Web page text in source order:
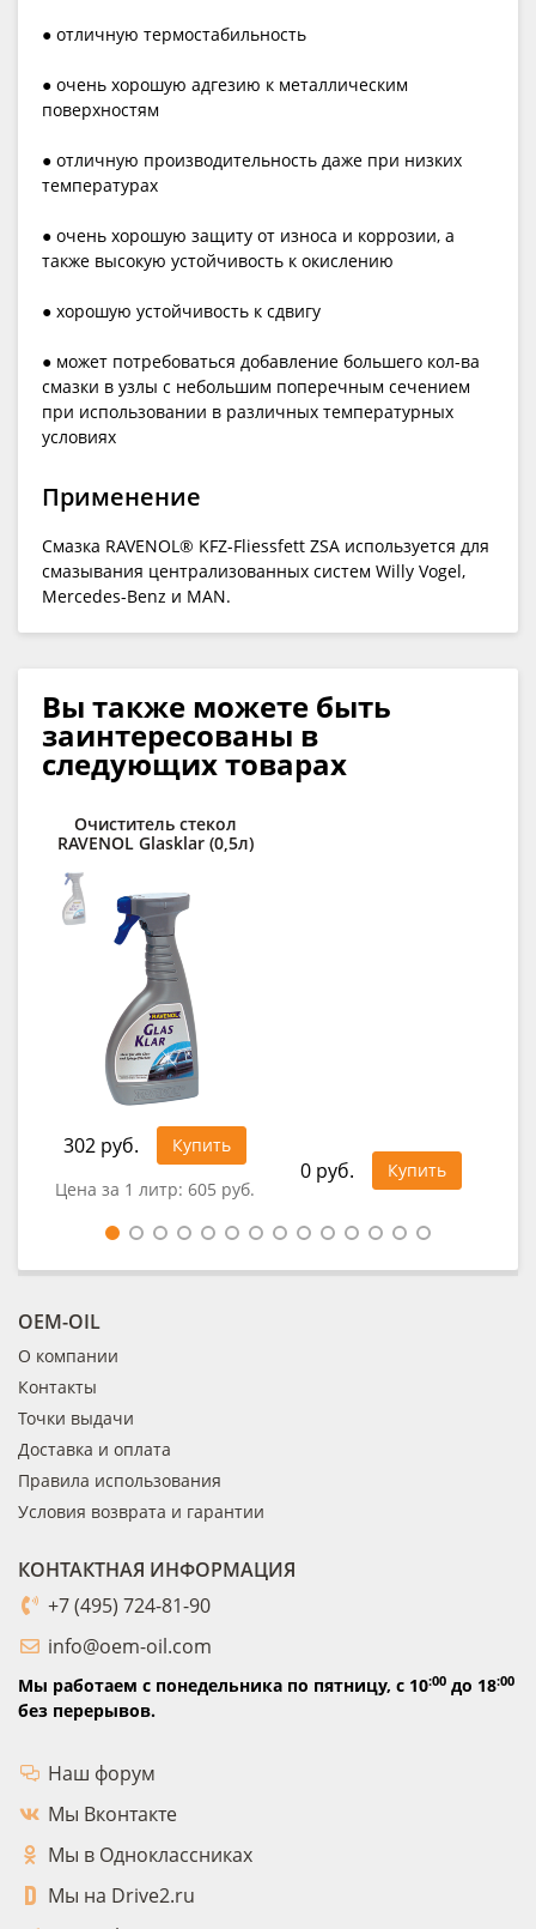
● отличную термостабильность
● очень хорошую адгезию к металлическим
поверхностям
● отличную производительность даже при низких
температурах
● очень хорошую защиту от износа и коррозии, а
также высокую устойчивость к окислению
● хорошую устойчивость к сдвигу
● может потребоваться добавление большего кол-ва
смазки в узлы с небольшим поперечным сечением
при использовании в различных температурных
условиях
Применение
Смазка RAVENOL® KFZ-Fliessfett ZSA используется для
смазывания централизованных систем Willy Vogel,
Mercedes-Benz и MAN.
Вы также можете быть
заинтересованы в
следующих товарах
Очиститель стекол
RAVENOL Glasklar (0,5л)
302 руб.
Купить
Цена за 1 литр: 605 руб.
0 руб. Купить
OEM-OIL
О компании
Контакты
Точки выдачи
Доставка и оплата
Правила использования
Условия возврата и гарантии
КОНТАКТНАЯ ИНФОРМАЦИЯ
+7 (495) 724-81-90
info@oem-oil.com
Мы работаем с понедельника по пятницу, с 10:00 до 18:00
без перерывов.
Наш форум
Мы Вконтакте
Мы в Одноклассниках
Мы на Drive2.ru